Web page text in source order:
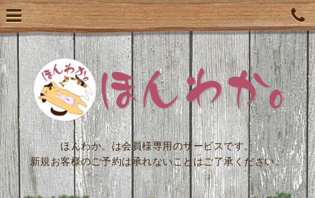
ほんわか。は会員様専用のサービスです。
新規お客様のご予約は承れないことはご了承ください。